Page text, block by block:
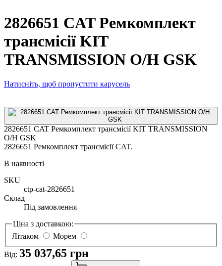
2826651 CAT Ремкомплект
трансмісії KIT
TRANSMISSION O/H GSK
Натисніть, щоб пропустити карусель
2826651 CAT Ремкомплект трансмісії KIT TRANSMISSION
O/H GSK
2826651 Ремкомплект трансмісії CAT.
В наявності
SKU
ctp-cat-2826651
Склад
Під замовлення
Ціна з доставкою:
Літаком
Морем
Від: 35 037,65 грн